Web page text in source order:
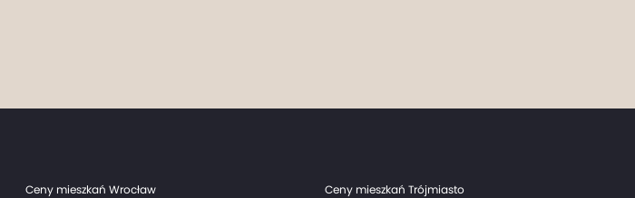
Ceny mieszkań Wrocław
Ceny mieszkań Trójmiasto